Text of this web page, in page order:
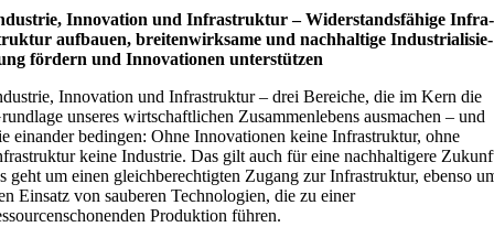
Innovation und Infrastruktur – Wider­stands­fä­hige Infra­
auf­bauen, brei­ten­wirk­same und nach­hal­tige Indu­stri­ali­sie­
för­dern und Inno­vati­o­nen unter­stüt­zen
Innovation und Infrastruktur – drei Bereiche, die im Kern die
unseres wirtschaftlichen Zusammenlebens ausmachen – und
einander bedingen: Ohne Innovationen keine Infrastruktur, ohne
keine Industrie. Das gilt auch für eine nachhaltigere
geht um einen gleichberechtigten Zugang zur Infrastruktur, ebenso
Einsatz von sauberen Technologien, die zu einer
Produktion führen.